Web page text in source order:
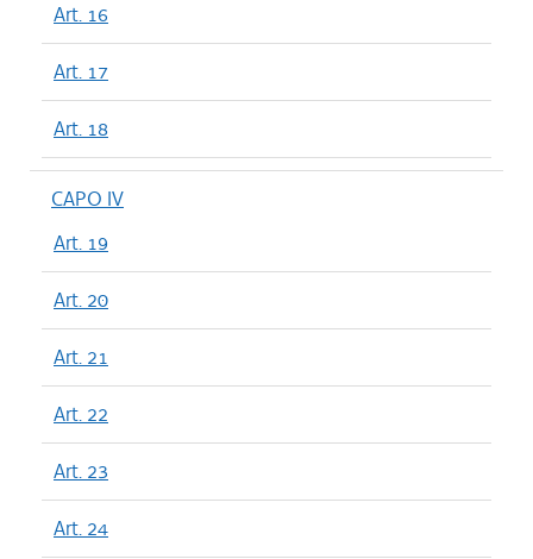
Art. 16
Art. 17
Art. 18
CAPO IV
Art. 19
Art. 20
Art. 21
Art. 22
Art. 23
Art. 24